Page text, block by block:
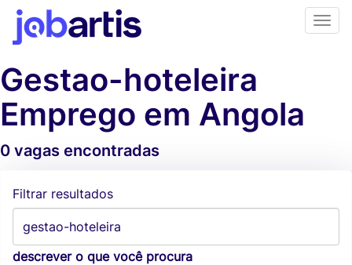
Gestao-hoteleira
Emprego em Angola
0 vagas encontradas
Filtrar resultados
descrever o que você procura